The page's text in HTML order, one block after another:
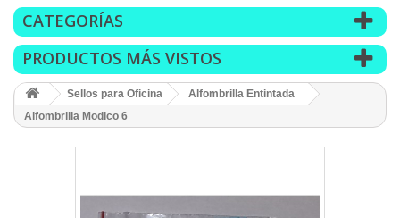
CATEGORÍAS
PRODUCTOS MÁS VISTOS
Sellos para Oficina
Alfombrilla Entintada
Alfombrilla Modico 6